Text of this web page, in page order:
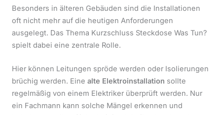
Besonders in älteren Gebäuden sind die Installationen
oft nicht mehr auf die heutigen Anforderungen
ausgelegt. Das Thema Kurzschluss Steckdose Was Tun?
spielt dabei eine zentrale Rolle.
Hier können Leitungen spröde werden oder Isolierungen
brüchig werden. Eine alte Elektroinstallation sollte
regelmäßig von einem Elektriker überprüft werden. Nur
ein Fachmann kann solche Mängel erkennen und